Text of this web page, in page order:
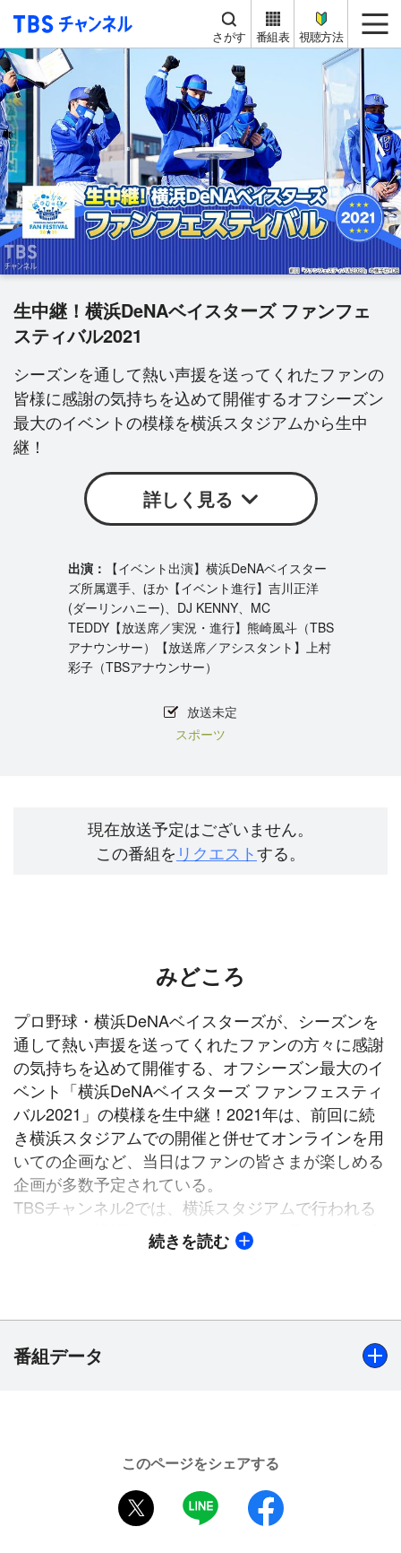
TBS チャンネル
さがす 番組表 視聴方法
生中継！横浜DeNAベイスターズ ファンフェ
スティバル2021
シーズンを通して熱い声援を送ってくれたファンの
皆様に感謝の気持ちを込めて開催するオフシーズン
最大のイベントの模様を横浜スタジアムから生中
継！
詳しく見る
【イベント出演】横浜DeNAベイスター
ズ所属選手、ほか【イベント進行】吉川正洋
(ダーリンハニー)、DJ KENNY、MC
TEDDY【放送席／実況・進行】熊崎風斗（TBS
アナウンサー）【放送席／アシスタント】上村
彩子（TBSアナウンサー）
放送未定
スポーツ
現在放送予定はございません。
この番組を リクエストする。
みどころ
プロ野球・横浜DeNAベイスターズが、シーズンを
通して熱い声援を送ってくれたファンの方々に感謝
の気持ちを込めて開催する、オフシーズン最大のイ
ベント「横浜DeNAベイスターズ ファンフェスティ
バル2021」の模様を生中継！2021年は、前回に続
き横浜スタジアムでの開催と併せてオンラインを用
いての企画など、当日はファンの皆さまが楽しめる
企画が多数予定されている。
TBSチャンネル2では、横浜スタジアムで行われる
イベントの模様とともに、ここでしか見られない主
力選手へのスペシャルインタビューも、生中継でお
はなかなか見られない選手の表情が垣間見られる？
絶好の機会！ベイスターズファン・プロ野球ファン
必見のスペシャル番組！お見逃しなく！
※情報は2021年11月9日現在
※雨天／荒天によるイベント中止の場合は、別番組
続きを読む
番組データ
【イベント出演】横浜DeNAベイスターズ所属選手、ほか
KENNY、MC TEDDY【放送席／実況・進行】熊崎風斗
（TBSアナウンサー）【放送席／アシスタント】上村彩子
このページをシェアする
twitter
LINE